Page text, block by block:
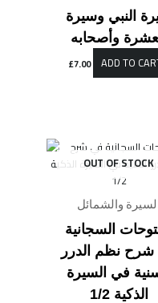
النبي وسيرة
وأصحابه
£7.00 ADD TO
OUT OF STOCK
والشمائل
السجانية
نظم الدرر
في السيرة
الذكية 1/2